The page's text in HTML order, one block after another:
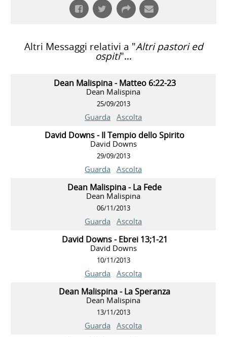
Altri Messaggi relativi a "Altri pastori ed
ospiti"...
Dean Malispina - Matteo 6:22-23
Dean Malispina
25/09/2013
Guarda Ascolta
David Downs - Il Tempio dello Spirito
David Downs
29/09/2013
Guarda Ascolta
Dean Malispina - La Fede
Dean Malispina
06/11/2013
Guarda Ascolta
David Downs - Ebrei 13;1-21
David Downs
10/11/2013
Guarda Ascolta
Dean Malispina - La Speranza
Dean Malispina
13/11/2013
Guarda Ascolta